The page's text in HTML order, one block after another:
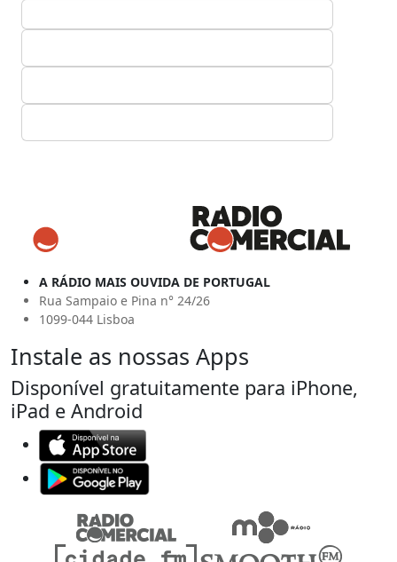
A RÁDIO MAIS OUVIDA DE PORTUGAL
Rua Sampaio e Pina n° 24/26
1099-044 Lisboa
Instale as nossas Apps
Disponível gratuitamente para iPhone,
iPad e Android